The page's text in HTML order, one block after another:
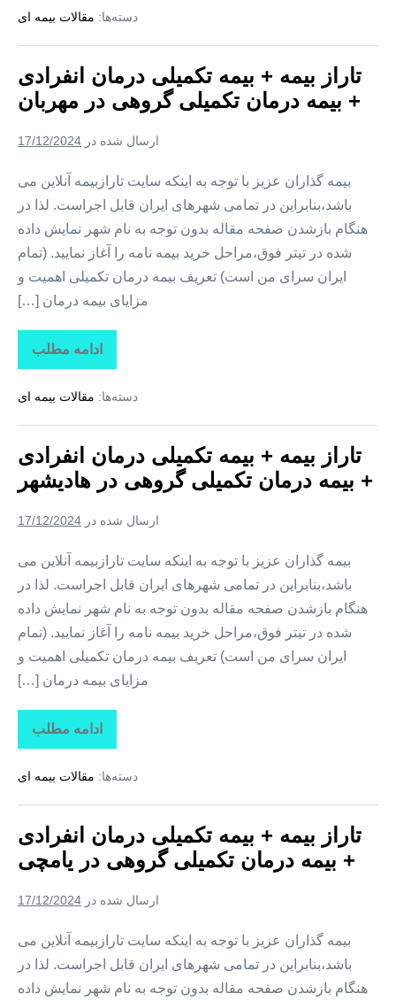
بیمه
درمان
+
بیمه
درمان
تکمیلی
در
کنان
دسته‌ها: مقالات بیمه ای
تاراز بیمه + بیمه تکمیلی درمان انفرادی
+ بیمه درمان تکمیلی گروهی در مهربان
ارسال شده در 17/12/2024
بیمه گذاران عزیز با توجه به اینکه سایت تارازبیمه آنلاین می
باشد،بنابراین در تمامی شهرهای ایران قابل اجراست. لذا در
هنگام بازشدن صفحه مقاله بدون توجه به نام شهر نمایش داده
شده در تیتر فوق،مراحل خرید بیمه نامه را آغاز نمایید. (تمام
ایران سرای من است) تعریف بیمه درمان تکمیلی اهمیت و
مزایای بیمه درمان […]
ادامه مطلب
تاراز
بیمه
بیمه
درمان
+
بیمه
درمان
تکمیلی
در
دسته‌ها: مقالات بیمه ای
تاراز بیمه + بیمه تکمیلی درمان انفرادی
+ بیمه درمان تکمیلی گروهی در هادیشهر
ارسال شده در 17/12/2024
بیمه گذاران عزیز با توجه به اینکه سایت تارازبیمه آنلاین می
باشد،بنابراین در تمامی شهرهای ایران قابل اجراست. لذا در
هنگام بازشدن صفحه مقاله بدون توجه به نام شهر نمایش داده
شده در تیتر فوق،مراحل خرید بیمه نامه را آغاز نمایید. (تمام
ایران سرای من است) تعریف بیمه درمان تکمیلی اهمیت و
مزایای بیمه درمان […]
ادامه مطلب
تاراز
بیمه
بیمه
درمان
+
بیمه
درمان
تکمیلی
در
دسته‌ها: مقالات بیمه ای
تاراز بیمه + بیمه تکمیلی درمان انفرادی
+ بیمه درمان تکمیلی گروهی در یامچی
ارسال شده در 17/12/2024
بیمه گذاران عزیز با توجه به اینکه سایت تارازبیمه آنلاین می
باشد،بنابراین در تمامی شهرهای ایران قابل اجراست. لذا در
هنگام بازشدن صفحه مقاله بدون توجه به نام شهر نمایش داده